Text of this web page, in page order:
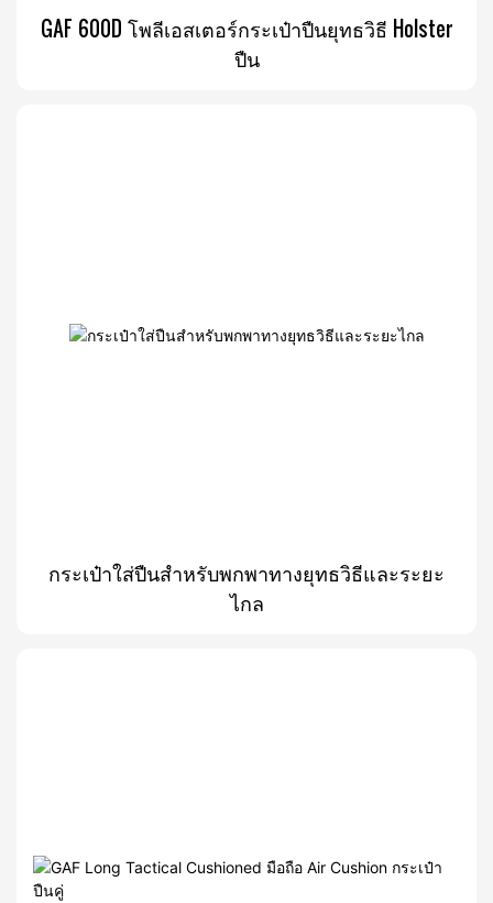
GAF 600D โพลีเอสเตอร์กระเป๋าปืนยุทธวิธี Holster
ปืน
กระเป๋าใส่ปืนสำหรับพกพาทางยุทธวิธีและระยะ
ไกล